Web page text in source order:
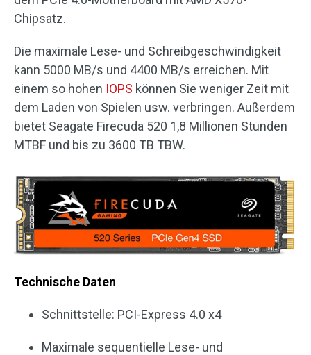
Chipsatz.
Die maximale Lese- und Schreibgeschwindigkeit
kann 5000 MB/s und 4400 MB/s erreichen. Mit
einem so hohen IOPS können Sie weniger Zeit mit
dem Laden von Spielen usw. verbringen. Außerdem
bietet Seagate Firecuda 520 1,8 Millionen Stunden
MTBF und bis zu 3600 TB TBW.
Technische Daten
Schnittstelle: PCI-Express 4.0 x4
Maximale sequentielle Lese- und